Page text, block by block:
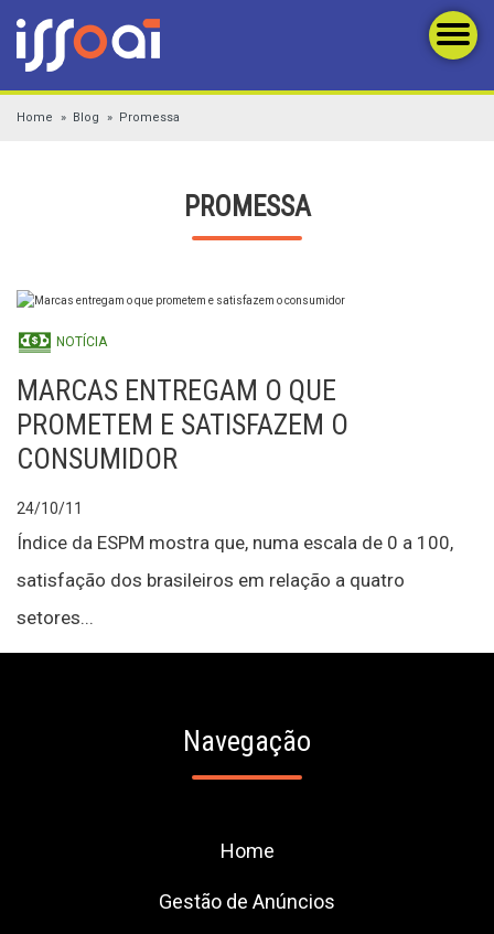
Home Blog Promessa
PROMESSA
NOTÍCIA
MARCAS ENTREGAM O QUE
PROMETEM E SATISFAZEM O
CONSUMIDOR
24/10/11
Índice da ESPM mostra que, numa escala de 0 a 100,
satisfação dos brasileiros em relação a quatro
setores...
Navegação
Home
Gestão de Anúncios